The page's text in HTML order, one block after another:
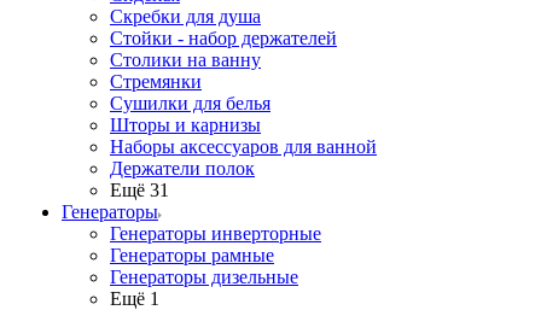
Скребки для душа
Стойки - набор держателей
Столики на ванну
Стремянки
Сушилки для белья
Шторы и карнизы
Наборы аксессуаров для ванной
Держатели полок
Ещё 31
Генераторы
Генераторы инверторные
Генераторы рамные
Генераторы дизельные
Ещё 1